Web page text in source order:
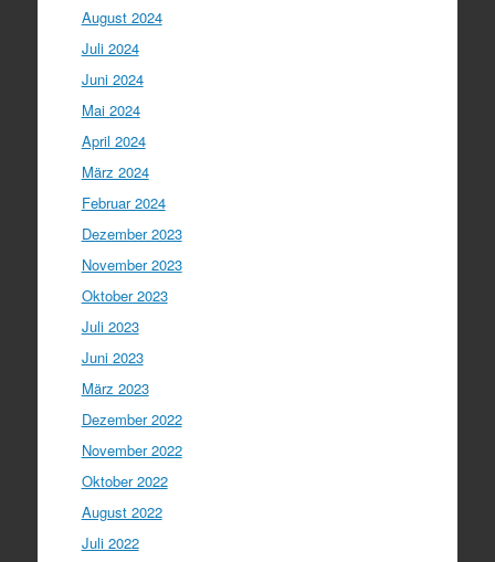
August 2024
Juli 2024
Juni 2024
Mai 2024
April 2024
März 2024
Februar 2024
Dezember 2023
November 2023
Oktober 2023
Juli 2023
Juni 2023
März 2023
Dezember 2022
November 2022
Oktober 2022
August 2022
Juli 2022